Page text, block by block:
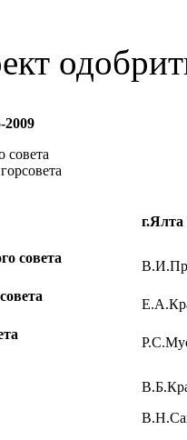
совета
г.Ялта
совета